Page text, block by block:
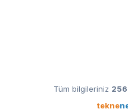
Tüm bilgileriniz
tekne